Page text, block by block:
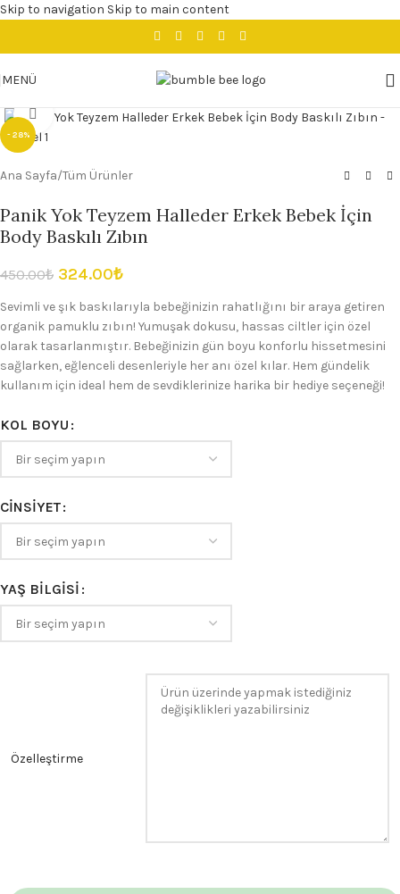
Skip to navigation Skip to main content
MENÜ
- 28%
Büyütmek için tıklayın
Ana Sayfa/Tüm Ürünler
Panik Yok Teyzem Halleder Erkek Bebek İçin
Body Baskılı Zıbın
450.00₺ 324.00₺
Sevimli ve şık baskılarıyla bebeğinizin rahatlığını bir araya getiren
organik pamuklu zıbın! Yumuşak dokusu, hassas ciltler için özel
olarak tasarlanmıştır. Bebeğinizin gün boyu konforlu hissetmesini
sağlarken, eğlenceli desenleriyle her anı özel kılar. Hem gündelik
kullanım için ideal hem de sevdiklerinize harika bir hediye seçeneği!
KOL BOYU
CINSIYET
YAŞ BILGISI
Özelleştirme